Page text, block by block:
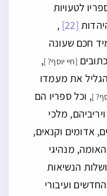
לטעויות
[22]
,
חכם שעונה
[חיי יוסף? ],
הגליל את מעמדו
], וכל ספריו הם
מלכי
אדומים וקנאים,
מנהיגי
הנשיאות
ועיבורי